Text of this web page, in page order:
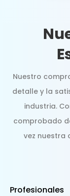
Nuestro
detalle y la
industria.
comprobado
vez nuestra
Profesionales